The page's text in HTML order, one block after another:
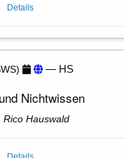
Details
— HS
Nichtwissen
Rico Hauswald